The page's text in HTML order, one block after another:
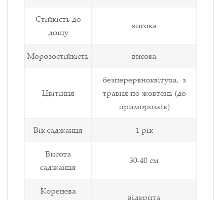
Стійкість до
дощу
висока
Морозостійкість висока
Цвітіння
безперервноквітуча, з
травня по жовтень (до
приморозків)
Вік саджанця 1 рік
Висота
саджанця
30-40 см
Коренева
відкрита